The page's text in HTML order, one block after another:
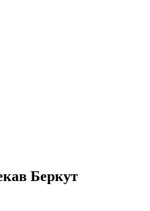
Беркут